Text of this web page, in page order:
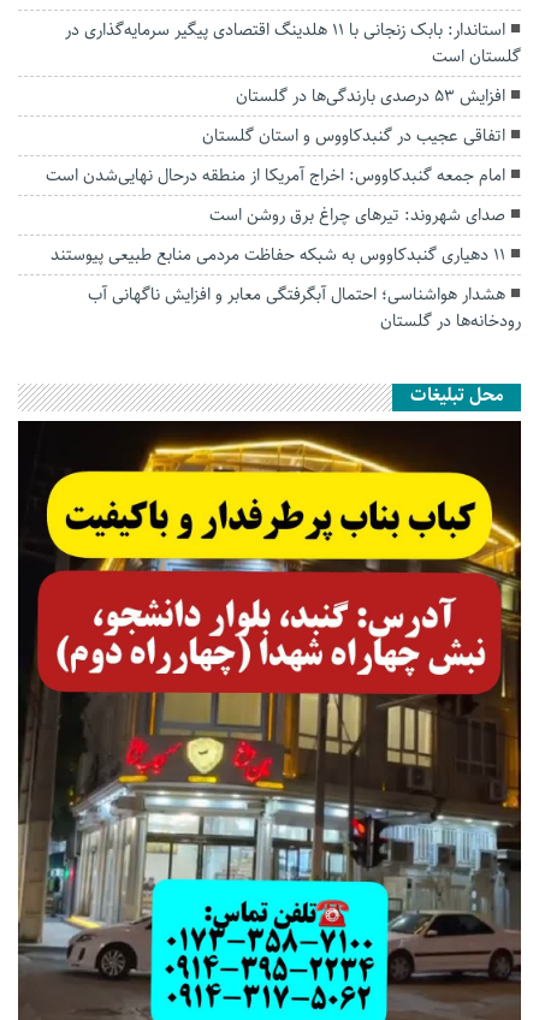
استاندار: بابک زنجانی با ۱۱ هلدینگ اقتصادی پیگیر سرمایه‌گذاری در
گلستان است
افزایش ۵۳ درصدی بارندگی‌ها در گلستان
اتفاقی عجیب در‌ گنبدکاووس و استان گلستان
امام جمعه گنبدکاووس: اخراج آمریکا از منطقه درحال نهایی‌شدن است
صدای شهروند: تیرهای چراغ برق روشن است
۱۱ دهیاری گنبدکاووس به شبکه حفاظت مردمی منابع طبیعی پیوستند
هشدار هواشناسی؛ احتمال آبگرفتگی معابر و افزایش ناگهانی آب
رودخانه‌ها در گلستان
محل تبلیغات